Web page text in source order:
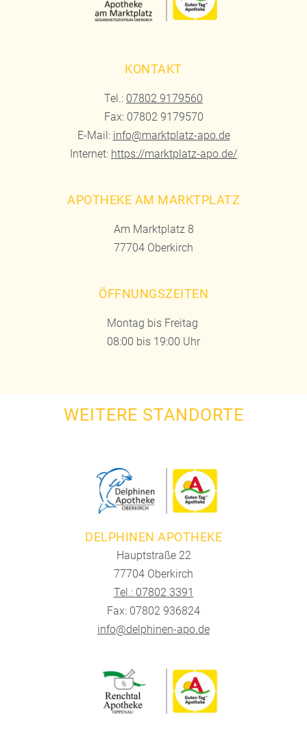
KONTAKT
Tel.: 07802 9179560
Fax: 07802 9179570
E-Mail: info@marktplatz-apo.de
Internet: https://marktplatz-apo.de/
APOTHEKE AM MARKTPLATZ
Am Marktplatz 8
77704 Oberkirch
ÖFFNUNGSZEITEN
Montag bis Freitag
08:00 bis 19:00 Uhr
WEITERE STANDORTE
DELPHINEN APOTHEKE
Hauptstraße 22
77704 Oberkirch
Tel.: 07802 3391
Fax: 07802 936824
info@delphinen-apo.de